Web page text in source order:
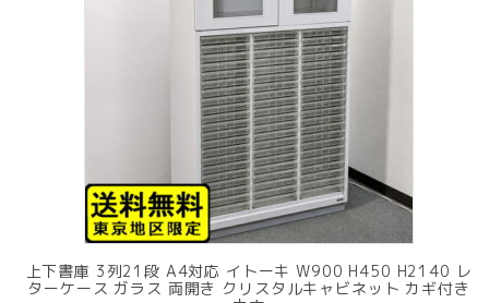
上下書庫 3列21段 A4対応 イトーキ W900 H450 H2140 レ
ターケース ガラス 両開き クリスタルキャビネット カギ付き